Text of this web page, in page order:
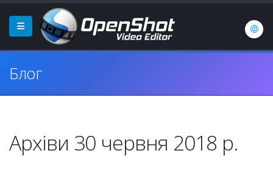
Блог
Архіви 30 червня 2018 р.